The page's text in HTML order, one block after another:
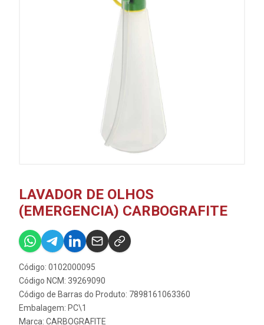
LAVADOR DE OLHOS
(EMERGENCIA) CARBOGRAFITE
Código: 0102000095
Código NCM: 39269090
Código de Barras do Produto: 7898161063360
Embalagem: PC\1
Marca: CARBOGRAFITE